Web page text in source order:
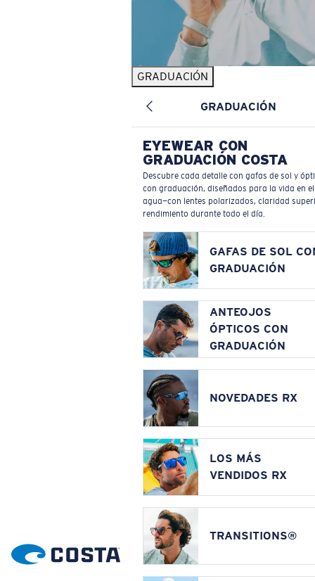
GRADUACIÓN
GRADUACIÓN
EYEWEAR CON
GRADUACIÓN COSTA
Descubre cada detalle con gafas de sol y
con graduación, diseñados para la vida en el
agua—con lentes polarizados, claridad
rendimiento durante todo el día.
GAFAS DE SOL
GRADUACIÓN
ANTEOJOS
ÓPTICOS CON
GRADUACIÓN
NOVEDADES RX
LOS MÁS
VENDIDOS RX
TRANSITIONS®